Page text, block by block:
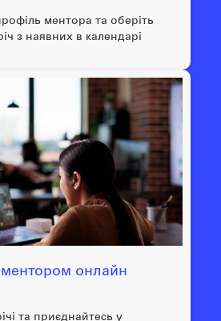
ментора та оберіть
з наявних в календарі
ментором онлайн
та приєднайтесь у